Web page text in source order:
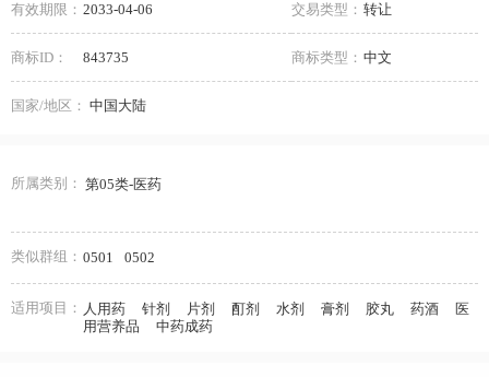
有效期限： 2033-04-06 交易类型： 转让
商标ID： 843735 商标类型： 中文
国家/地区： 中国大陆
所属类别： 第05类-医药
类似群组： 0501 0502
适用项目： 人用药 针剂 片剂 酊剂 水剂 膏剂 胶丸 药酒
医
用营养品
中药成药